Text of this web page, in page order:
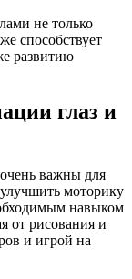
не только
способствует
развитию
глаз и
важны для
моторику
навыком
от рисования и
и игрой на